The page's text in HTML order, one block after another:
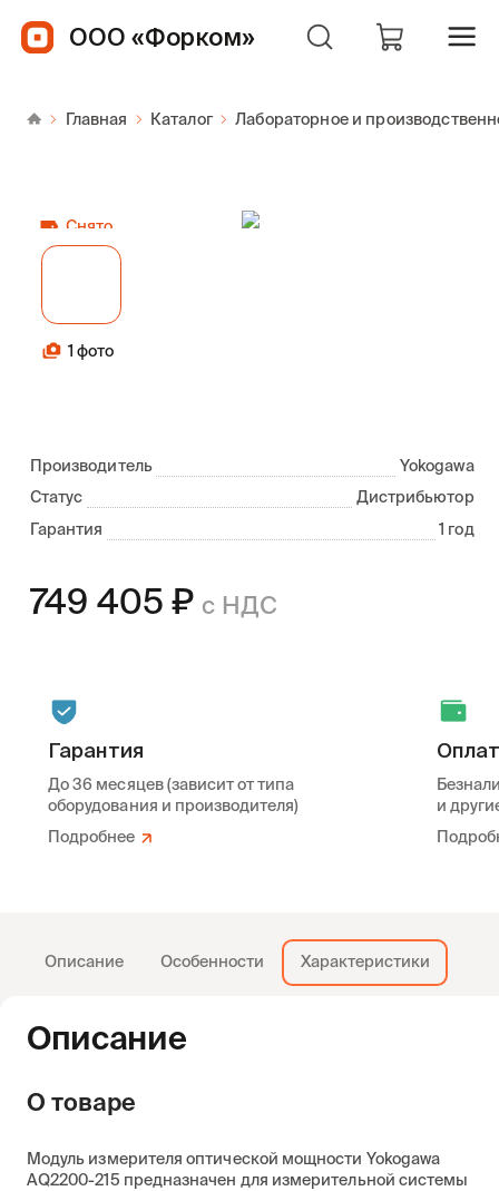
ООО «Форком»
Главная Каталог Лабораторное и
Снято
1 фото
Производитель
Yokogawa
Статус
Дистрибьютор
Гарантия
1 год
749 405₽ с НДС
Гарантия
До 36 месяцев (зависит от типа
оборудования и производителя)
Подробнее
и
Описание Особенности Характеристики
Описание
О товаре
Модуль измерителя оптической мощности Yokogawa
AQ2200-215 предназначен для измерительной системы